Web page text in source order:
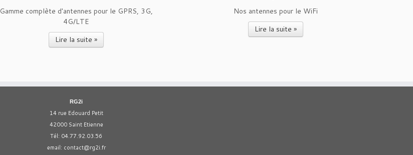
Gamme complète d'antennes pour le GPRS, 3G,
4G/LTE
Lire la suite »
Nos antennes pour le WiFi
Lire la suite »
RG2i
14 rue Edouard Petit
42000 Saint Etienne
Tél: 04.77.92.03.56
email: contact@rg2i.fr